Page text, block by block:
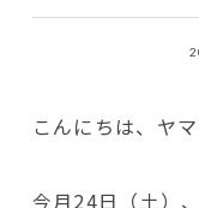
こんにちは、ヤ
今月24日（土）